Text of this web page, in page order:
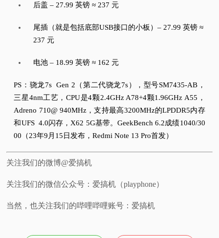
后盖 – 27.99 英镑 ≈ 237 元
尾插（就是包括底部USB接口的小板）– 27.99 英镑 ≈
237 元
电池 – 18.99 英镑 ≈ 162 元
PS： 骁龙7s Gen 2（第二代骁龙7s），型号SM7435-AB，
三星4nm工艺，CPU是4颗2.4GHz A78+4颗1.96GHz A55，
Adreno 710@ 940MHz，支持最高3200MHz的LPDDR5内存
和UFS 4.0闪存，X62 5G基带。GeekBench 6.2成绩1040/30
00（23年9月15日发布，Redmi Note 13 Pro首发）
关注我们的微博@爱搞机
关注我们的微信公众号：爱搞机（playphone）
当然，也关注我们的哔哩哔哩账号：爱搞机